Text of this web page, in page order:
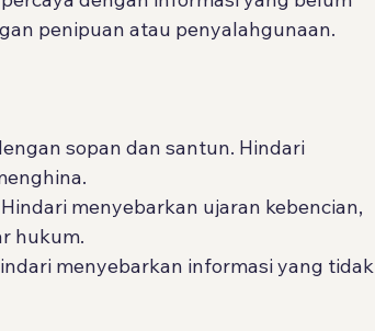
penipuan atau penyalahgunaan.
sopan dan santun. Hindari
Hindari menyebarkan ujaran kebencian,
hukum.
menyebarkan informasi yang tidak